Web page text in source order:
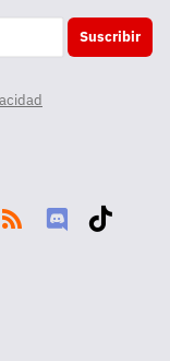
Suscribir